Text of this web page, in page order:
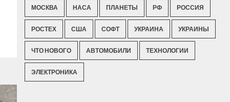
МОСКВА НАСА ПЛАНЕТЫ РФ РОССИЯ
РОСТЕХ США СОФТ УКРАИНА УКРАИНЫ
ЧТО НОВОГО АВТОМОБИЛИ ТЕХНОЛОГИИ
ЭЛЕКТРОНИКА